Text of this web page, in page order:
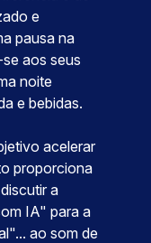
e
pausa na
aos seus
noite
e bebidas.
acelerar
proporciona
a
IA" para a
ao som de